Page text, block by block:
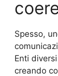
Spesso,
Enti
creando